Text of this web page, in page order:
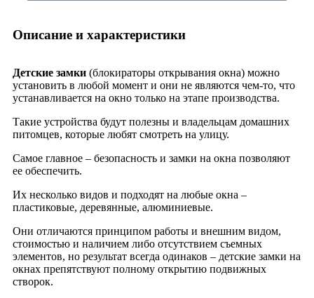
Описание и характеристики
Детские замки (блокираторы открывания окна) можно
установить в любой момент и они не являются чем-то, что
устанавливается на окно только на этапе производства.
Такие устройства будут полезны и владельцам домашних
питомцев, которые любят смотреть на улицу.
Самое главное – безопасность и замки на окна позволяют
ее обеспечить.
Их несколько видов и подходят на любые окна –
пластиковые, деревянные, алюминиевые.
Они отличаются принципом работы и внешним видом,
стоимостью и наличием либо отсутствием съемных
элементов, но результат всегда одинаков – детские замки на
окнах препятствуют полному открытию подвижных
створок.